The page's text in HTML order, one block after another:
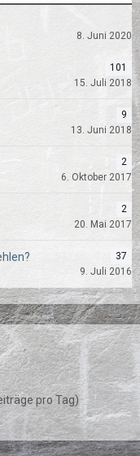
8. Juni 2020
101
15. Juli 2018
9
13. Juni 2018
2
6. Oktober 2017
2
20. Mai 2017
37
9. Juli 2016
pro Tag)